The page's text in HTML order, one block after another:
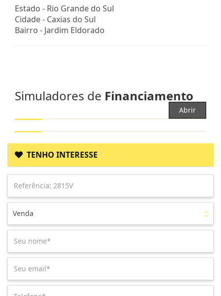
Estado - Rio Grande do Sul
Cidade - Caxias do Sul
Bairro - Jardim Eldorado
Simuladores de Financiamento
Abrir
TENHO INTERESSE
Venda